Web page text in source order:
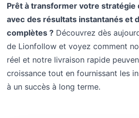
Prêt à transformer votre stratégie
avec des résultats instantanés et
complètes ? Découvrez dès
de Lionfollow et voyez comment
réel et notre livraison rapide
croissance tout en fournissant les
à un succès à long terme.